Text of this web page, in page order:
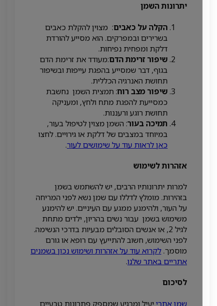
יתרונות השמן
הקלה על כאבים: מצוין להקלת כאבים
בשרירים ובמפרקים. הוא מסייע להורדת
דלקת ומפחית נפיחות.
שיפור זרימת הדם:מעודד את זרימת הדם
בגוף, דבר שמסייע בהפגת עייפות ובשיפור
תחושת האנרגיה הכללית.
שיפור מצב רוח: תמצית השמן נחשבת
כמסייעת להפגת מתח ולחץ, ומעניקה
תחושת רוגע ורעננות.
תמיכה בעור: השמן מצוין לטיפול בעור,
במיוחד במצבים של דלקת או גירויים. לחצו
כאן לראות עוד על שימושים לעור.
אזהרות לשימוש
למרות יתרונותיו הרבים, יש להשתמש בשמן
בזהירות. מומלץ לדללו עם שמן נשא לפני המריחה
על העור, ולהימנע ממגע עם העיניים. יש להימנע
משימוש בשמן עבור נשים בהריון, ילדים מתחת
לגיל 2, או אנשים הסובלים מבעיות בדרכי הנשימה.
לפני השימוש, חשוב להתייעץ עם רופא או גורם
מוסמך.לקרוא עוד על אזהרות ושימוש נכון בשמנים
אתריים באתר שלנו .
לסיכום
שמן אתרייעיל ומרגיע שמספק פתרונות טבעיים